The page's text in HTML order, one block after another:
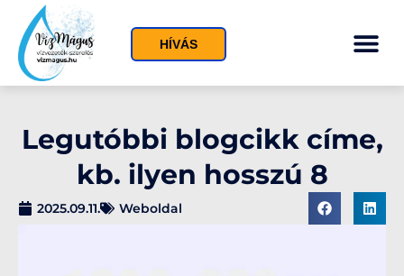
HÍVÁS
Legutóbbi blogcikk címe,
kb. ilyen hosszú 8
2025.09.11. Weboldal